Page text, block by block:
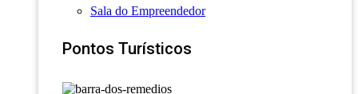
Sala do Empreendedor
Pontos Turísticos